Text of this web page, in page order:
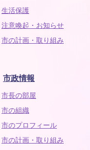
生活保護
注意喚起・お知らせ
市の計画・取り組み
市政情報
市長の部屋
市の組織
市のプロフィール
市の計画・取り組み